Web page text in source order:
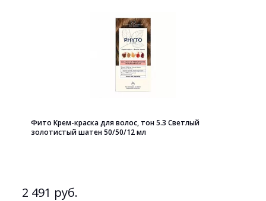
Фито Крем-краска для волос, тон 5.3 Светлый
золотистый шатен 50/50/12 мл
2 491 руб.